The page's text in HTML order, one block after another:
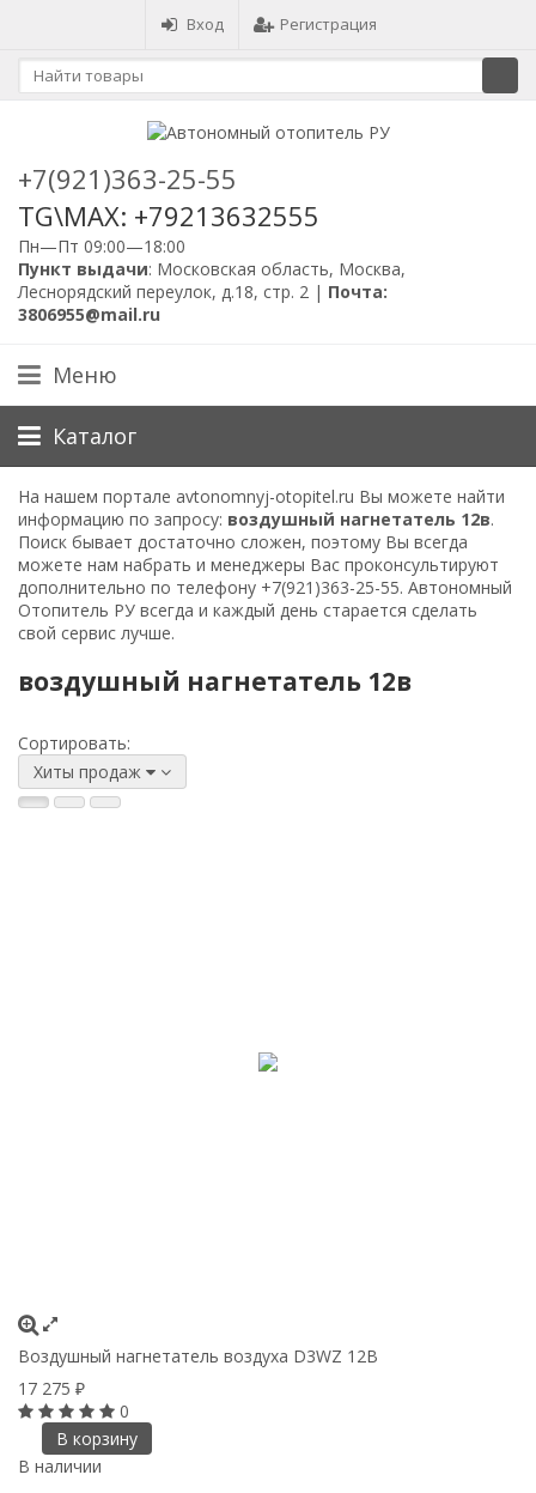
Вход Регистрация
+7(921)363-25-55
TG\MAX: +79213632555
Пн—Пт 09:00—18:00
Пункт выдачи: Московская область, Москва,
Леснорядский переулок, д.18, стр. 2 | Почта:
3806955@mail.ru
Меню
Каталог
На нашем портале avtonomnyj-otopitel.ru Вы можете найти
информацию по запросу: воздушный нагнетатель 12в.
Поиск бывает достаточно сложен, поэтому Вы всегда
можете нам набрать и менеджеры Вас проконсультируют
дополнительно по телефону +7(921)363-25-55. Автономный
Отопитель РУ всегда и каждый день старается сделать
свой сервис лучше.
воздушный нагнетатель 12в
Сортировать:
Хиты продаж
Воздушный нагнетатель воздуха D3WZ 12В
17 275 ₽
0
В корзину
В наличии